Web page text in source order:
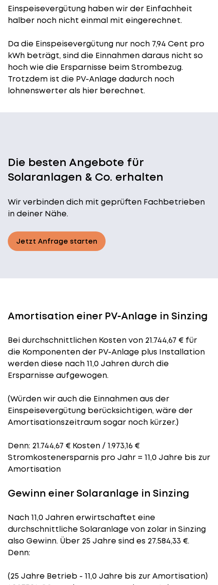
Einspeisevergütung haben wir der Einfachheit
halber noch nicht einmal mit eingerechnet.
Da die Einspeisevergütung nur noch 7,94 Cent pro
kWh beträgt, sind die Einnahmen daraus nicht so
hoch wie die Ersparnisse beim Strombezug.
Trotzdem ist die PV-Anlage dadurch noch
lohnenswerter als hier berechnet.
Die besten Angebote für
Solaranlagen & Co. erhalten
Wir verbinden dich mit geprüften Fachbetrieben
in deiner Nähe.
Jetzt Anfrage starten
Amortisation einer PV-Anlage in Sinzing
Bei durchschnittlichen Kostenvon 21.744,67 € für
die Komponenten der PV-Anlage plus Installation
werden diese nach 11,0 Jahren durch die
Ersparnisse aufgewogen.
(Würden wir auch die Einnahmen aus der
Einspeisevergütung berücksichtigen, wäre der
Amortisationszeitraumsogar noch kürzer.)
Denn: 21.744,67 € Kosten / 1.973,16 €
Stromkostenersparnis pro Jahr = 11,0 Jahre bis zur
Amortisation
Gewinn einer Solaranlage in Sinzing
Nach 11,0 Jahren erwirtschaftet eine
durchschnittliche Solaranlage von zolar in Sinzing
also Gewinn. Über 25 Jahre sind es 27.584,33 €.
Denn:
(25 Jahre Betrieb - 11,0 Jahre bis zur Amortisation)